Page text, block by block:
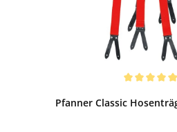
Pfanner Classic